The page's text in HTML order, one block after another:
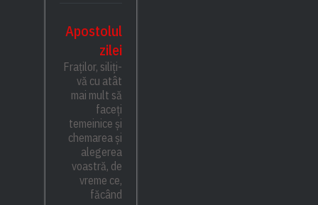
Apostolul
zilei
Fraților, siliți-
vă cu atât
mai mult să
faceți
temeinice și
chemarea și
alegerea
voastră, de
vreme ce,
făcând